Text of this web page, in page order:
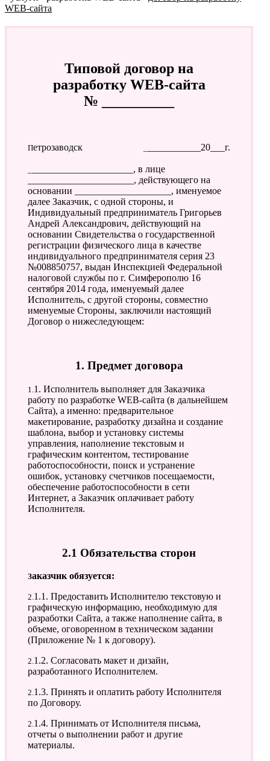
WEB-сайта
Типовой договор на
разработку WEB-сайта
№ __________
____________20___г.
Петрозаводск
______________________, действующего на
основании ____________________, именуемое
далее Заказчик, с одной стороны, и
Индивидуальный предприниматель Григорьев
Андрей Александрович, действующий на
основании Свидетельства о государственной
регистрации физического лица в качестве
индивидуального предпринимателя серия 23
№008850757, выдан Инспекцией Федеральной
налоговой службы по г. Симферополю 16
сентября 2014 года, именуемый далее
Исполнитель, с другой стороны, совместно
именуемые Стороны, заключили настоящий
Договор о нижеследующем:
1. Предмет договора
1.1. Исполнитель выполняет для Заказчика
работу по разработке WEB-сайта (в дальнейшем
Сайта), а именно: предварительное
макетирование, разработку дизайна и создание
шаблона, выбор и установку системы
управления, наполнение текстовым и
графическим контентом, тестирование
работоспособности, поиск и устранение
ошибок, установку счетчиков посещаемости,
обеспечение работоспособности в сети
Интернет, а Заказчик оплачивает работу
Исполнителя.
2.1 Обязательства сторон
Заказчик обязуется:
2.1.1. Предоставить Исполнителю текстовую и
графическую информацию, необходимую для
разработки Сайта, а также наполнение сайта, в
объеме, оговоренном в техническом задании
(Приложение № 1 к договору).
2.1.2. Согласовать макет и дизайн,
разработанного Исполнителем.
2.1.3. Принять и оплатить работу Исполнителя
по Договору.
2.1.4. Принимать от Исполнителя письма,
отчеты о выполнении работ и другие
материалы.